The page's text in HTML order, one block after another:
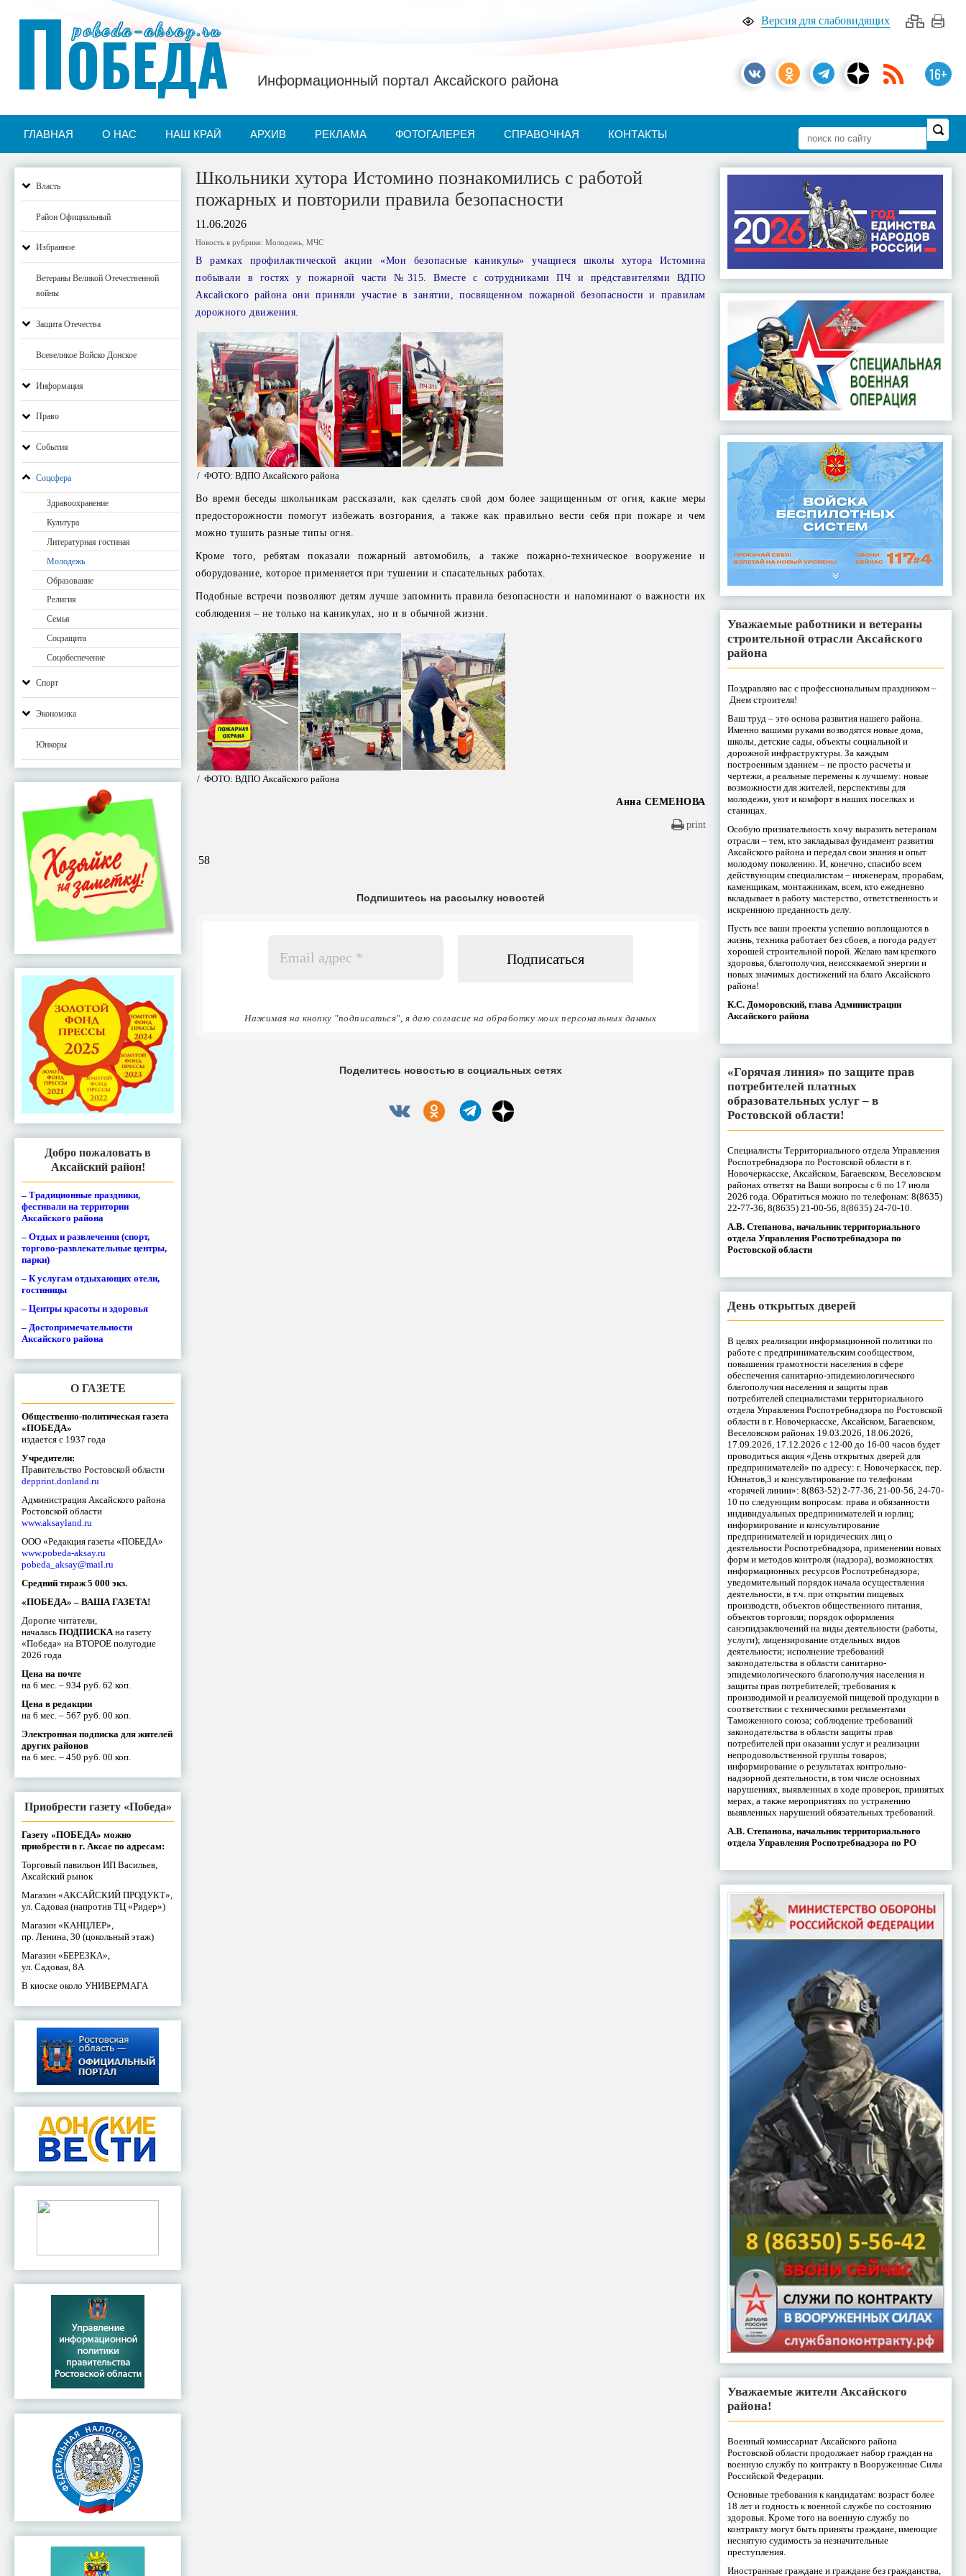
Версия для слабовидящих
16+
pobeda-aksay.ru
ПОБЕДА Информационный портал Аксайского района
ГЛАВНАЯ О НАС НАШ КРАЙ АРХИВ РЕКЛАМА ФОТОГАЛЕРЕЯ СПРАВОЧНАЯ КОНТАКТЫ
Власть
Район Официальный
Избранное
Ветераны Великой Отечественной
войны
Защита Отечества
Всевеликое Войско Донское
Информация
Право
События
Соцсфера
Здравоохранение
Культура
Литературная гостиная
Молодежь
Образование
Религия
Семья
Соцзащита
Соцобеспечение
Спорт
Экономика
Юнкоры
Добро пожаловать в
Аксайский район!
– Традиционные праздники,
фестивали на территории
Аксайского района
– Отдых и развлечения (спорт,
торгово-развлекательные центры,
парки)
– К услугам отдыхающих отели,
гостиницы
– Центры красоты и здоровья
– Достопримечательности
Аксайского района
О ГАЗЕТЕ
Общественно-политическая газета
«ПОБЕДА»
издается с 1937 года
Учредители:
Правительство Ростовской области
depprint.donland.ru
Администрация Аксайского района
Ростовской области
www.aksayland.ru
ООО «Редакция газеты «ПОБЕДА»
www.pobeda-aksay.ru
pobeda_aksay@mail.ru
Средний тираж 5 000 экз.
«ПОБЕДА» – ВАША ГАЗЕТА!
Дорогие читатели,
началась ПОДПИСКА на газету
«Победа» на ВТОРОЕ полугодие
2026 года
Цена на почте
на 6 мес. – 934 руб. 62 коп.
Цена в редакции
на 6 мес. – 567 руб. 00 коп.
Электронная подписка для жителей
других районов
на 6 мес. – 450 руб. 00 коп.
Приобрести газету «Победа»
Газету «ПОБЕДА» можно
приобрести в г. Аксае по адресам:
Торговый павильон ИП Васильев,
Аксайский рынок
Магазин «АКСАЙСКИЙ ПРОДУКТ»,
ул. Садовая (напротив ТЦ «Ридер»)
Магазин «КАНЦЛЕР»,
пр. Ленина, 30 (цокольный этаж)
Магазин «БЕРЕЗКА»,
ул. Садовая, 8А
В киоске около УНИВЕРМАГА
Школьники хутора Истомино познакомились с работой
пожарных и повторили правила безопасности
11.06.2026
Новость в рубрике:Молодежь ,МЧС
В рамках профилактической акции «Мои безопасные каникулы» учащиеся школы хутора Истомина
побывали в гостях у пожарной части №315. Вместе с сотрудниками ПЧ и представителями ВДПО
Аксайского района они приняли участие в занятии, посвященном пожарной безопасности и правилам
дорожного движения.
/ ФОТО: ВДПО Аксайского района
Во время беседы школьникам рассказали, как сделать свой дом более защищенным от огня, какие меры
предосторожности помогут избежать возгорания, а также как правильно вести себя при пожаре и чем
можно тушить разные типы огня.
Кроме того, ребятам показали пожарный автомобиль, а также пожарно-техническое вооружение и
оборудование, которое применяется при тушении и спасательных работах.
Подобные встречи позволяют детям лучше запомнить правила безопасности и напоминают о важности их
соблюдения – не только на каникулах, но и в обычной жизни.
/ ФОТО: ВДПО Аксайского района
Анна СЕМЕНОВА
print
58
Подпишитесь на рассылку новостей
адрес
Нажимая на кнопку "подписаться", я даю согласие на обработку моих персональных данных
Поделитесь новостью в социальных сетях
Уважаемые работники и ветераны
строительной отрасли Аксайского
района
Поздравляю вас с профессиональным праздником –
Днем строителя!
Ваш труд – это основа развития нашего района.
Именно вашими руками возводятся новые дома,
школы, детские сады, объекты социальной и
дорожной инфраструктуры. За каждым
построенным зданием – не просто расчеты и
чертежи, а реальные перемены к лучшему: новые
возможности для жителей, перспективы для
молодежи, уют и комфорт в наших поселках и
станицах.
Особую признательность хочу выразить ветеранам
отрасли – тем, кто закладывал фундамент развития
Аксайского района и передал свои знания и опыт
молодому поколению. И, конечно, спасибо всем
действующим специалистам – инженерам, прорабам,
каменщикам, монтажникам, всем, кто ежедневно
вкладывает в работу мастерство, ответственность и
искреннюю преданность делу.
Пусть все ваши проекты успешно воплощаются в
жизнь, техника работает без сбоев, а погода радует
хорошей строительной порой. Желаю вам крепкого
здоровья, благополучия, неиссякаемой энергии и
новых значимых достижений на благо Аксайского
района!
К.С. Доморовский, глава Администрации
Аксайского района
«Горячая линия» по защите прав
потребителей платных
образовательных услуг – в
Ростовской области!
Специалисты Территориального отдела Управления
Роспотребнадзора по Ростовской области в г.
Новочеркасске, Аксайском, Багаевском, Веселовском
районах ответят на Ваши вопросы с 6 по 17 июля
2026 года. Обратиться можно по телефонам: 8(8635)
22-77-36, 8(8635) 21-00-56, 8(8635) 24-70-10.
А.В. Степанова, начальник территориального
отдела Управления Роспотребнадзора по
Ростовской области
День открытых дверей
В целях реализации информационной политики по
работе с предпринимательским сообществом,
повышения грамотности населения в сфере
обеспечения санитарно-эпидемиологического
благополучия населения и защиты прав
потребителей специалистами территориального
отдела Управления Роспотребнадзора по Ростовской
области в г. Новочеркасске, Аксайском, Багаевском,
Веселовском районах 19.03.2026, 18.06.2026,
17.09.2026, 17.12.2026 с 12-00 до 16-00 часов будет
проводиться акция «День открытых дверей для
предпринимателей» по адресу: г. Новочеркасск, пер.
Юннатов,3 и консультирование по телефонам
«горячей линии»: 8(863-52) 2-77-36, 21-00-56, 24-70-
10 по следующим вопросам: права и обязанности
индивидуальных предпринимателей и юрлиц;
информирование и консультирование
предпринимателей и юридических лиц о
деятельности Роспотребнадзора, применении новых
форм и методов контроля (надзора), возможностях
информационных ресурсов Роспотребнадзора;
уведомительный порядок начала осуществления
деятельности, в т.ч. при открытии пищевых
производств, объектов общественного питания,
объектов торговли; порядок оформления
санэпидзаключений на виды деятельности (работы,
услуги); лицензирование отдельных видов
деятельности; исполнение требований
законодательства в области санитарно-
эпидемиологического благополучия населения и
защиты прав потребителей; требования к
производимой и реализуемой пищевой продукции в
соответствии с техническими регламентами
Таможенного союза; соблюдение требований
законодательства в области защиты прав
потребителей при оказании услуг и реализации
непродовольственной группы товаров;
информирование о результатах контрольно-
надзорной деятельности, в том числе основных
нарушениях, выявленных в ходе проверок, принятых
мерах, а также мероприятиях по устранению
выявленных нарушений обязательных требований.
А.В. Степанова, начальник территориального
отдела Управления Роспотребнадзора по РО
Уважаемые жители Аксайского
района!
Военный комиссариат Аксайского района
Ростовской области продолжает набор граждан на
военную службу по контракту в Вооруженные Силы
Российской Федерации.
Основные требования к кандидатам: возраст более
18 лет и годность к военной службе по состоянию
здоровья. Кроме того на военную службу по
контракту могут быть приняты граждане, имеющие
неснятую судимость за незначительные
преступления.
Иностранные граждане и граждане без гражданства,